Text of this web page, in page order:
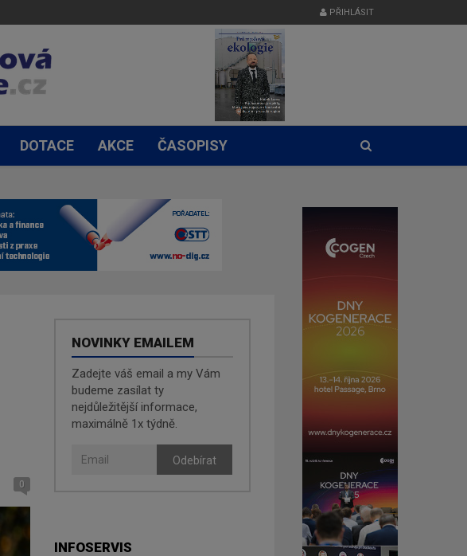
PŘIHLÁSIT
DOTACE AKCE ČASOPISY
0
NOVINKY EMAILEM
Zadejte váš email a my Vám
budeme zasílat ty
nejdůležitější informace,
maximálně 1x týdně.
Odebírat
INFOSERVIS